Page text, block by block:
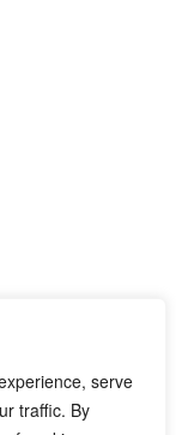
serve
traffic. By